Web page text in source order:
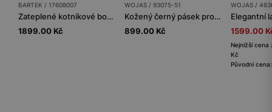
BARTEK / 17608007
Zateplené kotníkové boty BARTEK 17608007, pro dívky, fialovo-černé
1899.00 Kč
WOJAS / 93075-51
Kožený černý pásek pro muže
899.00 Kč
WOJAS /
1599.00
Nejnižší cena
Kč
Původní